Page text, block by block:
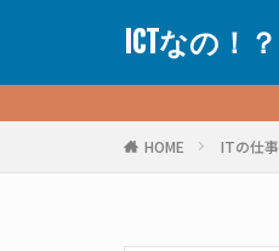
ICTなの！？
HOME ITの仕事